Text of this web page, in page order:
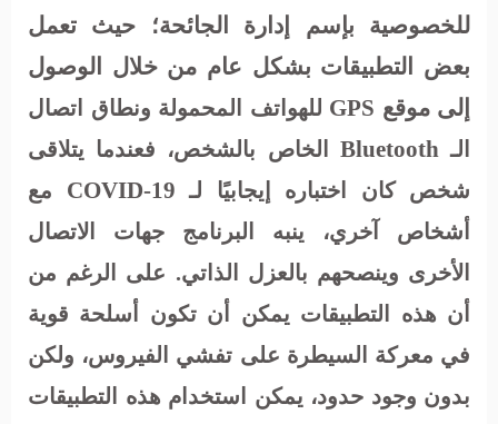
للخصوصية بإسم إدارة الجائحة؛ حيث تعمل
بعض التطبيقات بشكل عام من خلال الوصول
إلى موقع GPS للهواتف المحمولة ونطاق اتصال
الـ Bluetooth
الخاص بالشخص، فعندما يتلاقى
شخص كان اختباره إيجابيًا لـ COVID-19
مع
أشخاص آخري، ينبه البرنامج جهات الاتصال
الأخرى وينصحهم بالعزل الذاتي. على الرغم من
أن هذه التطبيقات يمكن أن تكون أسلحة قوية
في معركة السيطرة على تفشي الفيروس، ولكن
بدون وجود حدود، يمكن استخدام هذه التطبيقات